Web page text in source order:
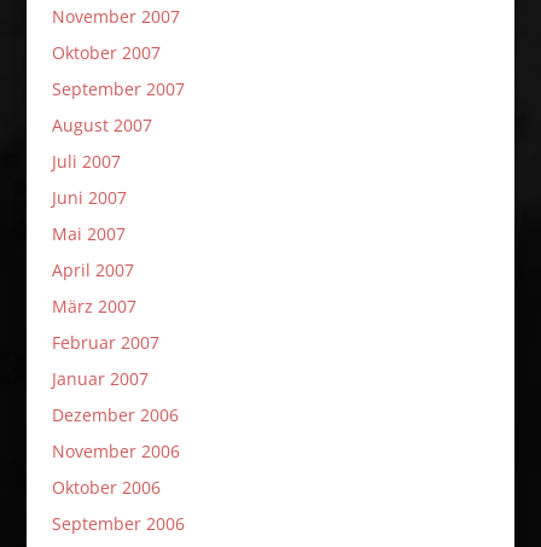
November 2007
Oktober 2007
September 2007
August 2007
Juli 2007
Juni 2007
Mai 2007
April 2007
März 2007
Februar 2007
Januar 2007
Dezember 2006
November 2006
Oktober 2006
September 2006